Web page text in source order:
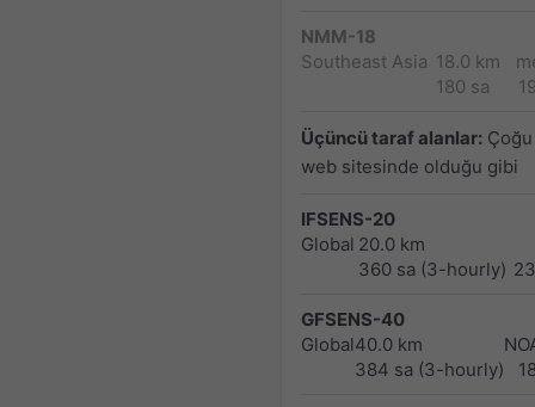
NMM-18
Southeast Asia 18.0 km
180 sa
Üçüncü taraf alanlar:
web sitesinde olduğu gibi
IFSENS-20
Global 20.0 km
360 sa (3-hourly)
GFSENS-40
Global40.0 km
384 sa (3-hourly)